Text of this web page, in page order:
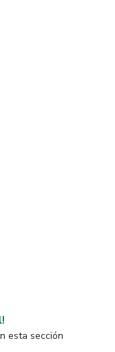
esta sección